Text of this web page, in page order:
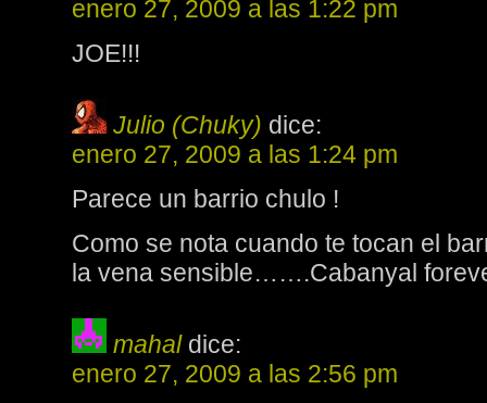
enero 27, 2009 a las 1:22 pm
JOE!!!
Julio (Chuky) dice:
enero 27, 2009 a las 1:24 pm
Parece un barrio chulo !
Como se nota cuando te tocan el
la vena sensible…….Cabanyal
mahal dice:
enero 27, 2009 a las 2:56 pm